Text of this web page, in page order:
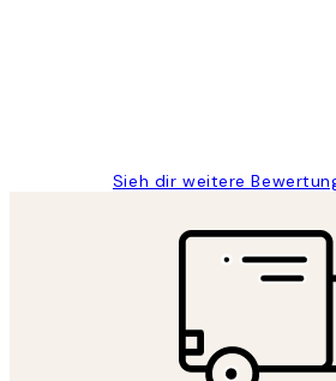
Sieh dir weitere